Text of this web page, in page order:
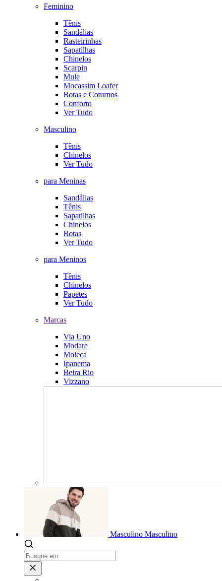
Feminino
Tênis
Sandálias
Rasteirinhas
Sapatilhas
Chinelos
Scarpin
Mule
Mocassim Loafer
Botas e Coturnos
Conforto
Ver Tudo
Masculino
Tênis
Chinelos
Ver Tudo
para Meninas
Sandálias
Tênis
Sapatilhas
Chinelos
Botas
Ver Tudo
para Meninos
Tênis
Chinelos
Papetes
Ver Tudo
Marcas
Via Uno
Modare
Moleca
Ipanema
Beira Rio
Vizzano
Masculino Masculino